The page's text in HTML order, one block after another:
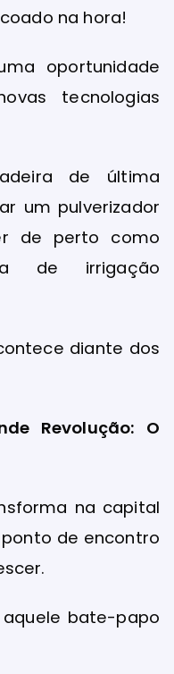
na hora!
oportunidade
tecnologias
de última
um pulverizador
de perto como
de irrigação
diante dos
Revolução: O
na capital
de encontro
bate-papo